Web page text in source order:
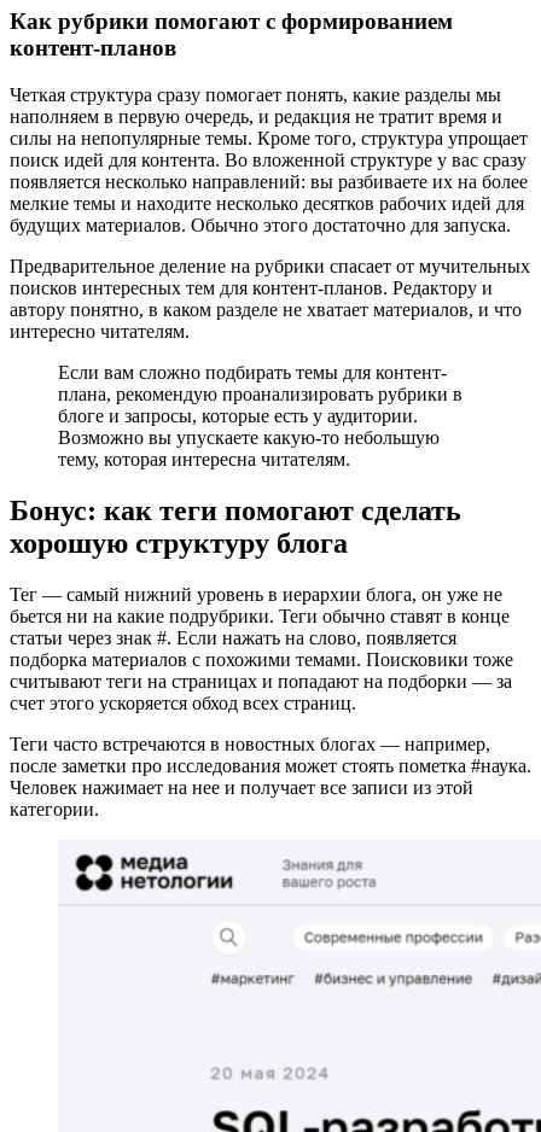
Как рубрики помогают с формированием
контент-планов
Четкая структура сразу помогает понять, какие разделы мы
наполняем в первую очередь, и редакция не тратит время и
силы на непопулярные темы. Кроме того, структура упрощает
поиск идей для контента. Во вложенной структуре у вас сразу
появляется несколько направлений: вы разбиваете их на более
мелкие темы и находите несколько десятков рабочих идей для
будущих материалов. Обычно этого достаточно для запуска.
Предварительное деление на рубрики спасает от мучительных
поисков интересных тем для контент-планов. Редактору и
автору понятно, в каком разделе не хватает материалов, и что
интересно читателям.
Если вам сложно подбирать темы для контент-
плана, рекомендую проанализировать рубрики в
блоге и запросы, которые есть у аудитории.
Возможно вы упускаете какую-то небольшую
тему, которая интересна читателям.
Бонус: как теги помогают сделать
хорошую структуру блога
Тег — самый нижний уровень в иерархии блога, он уже не
бьется ни на какие подрубрики. Теги обычно ставят в конце
статьи через знак #. Если нажать на слово, появляется
подборка материалов с похожими темами. Поисковики тоже
считывают теги на страницах и попадают на подборки — за
счет этого ускоряется обход всех страниц.
Теги часто встречаются в новостных блогах — например,
после заметки про исследования может стоять пометка #наука.
Человек нажимает на нее и получает все записи из этой
категории.